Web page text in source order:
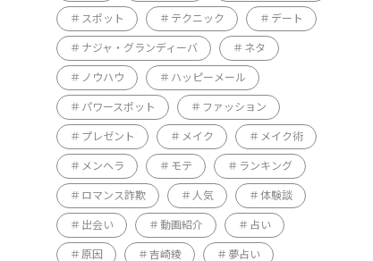
スポット テクニック デート
ナジャ・グランディーバ ネタ
ノウハウ ハッピーメール
パワースポット ファッション
プレゼント メイク メイク術
メンヘラ モテ ランキング
ロマンス詐欺 人気 体験談
出会い 動画紹介 占い
原因 吉崎綾 夢占い